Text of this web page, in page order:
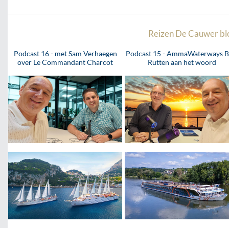
Reizen De Cauwer
Podcast 16 - met Sam Verhaegen
over Le Commandant Charcot
Podcast 15 - AmmaWaterways
Rutten aan het woord